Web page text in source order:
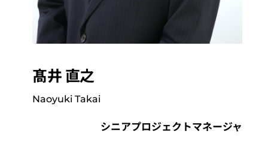
髙井 直之
Naoyuki Takai
シニアプロジェクトマネージャ